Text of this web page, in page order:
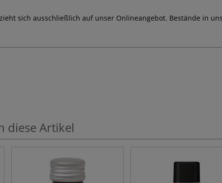
sich ausschließlich auf unser Onlineangebot. Bestände in
diese Artikel